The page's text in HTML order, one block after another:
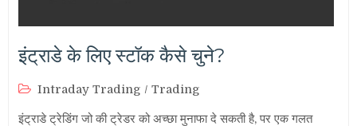
इंट्राडे के लिए स्टॉक कैसे चुने?
Intraday Trading /Trading
इंट्राडे ट्रेडिंग जो की ट्रेडर को अच्छा मुनाफा दे सकती है, पर एक गलत